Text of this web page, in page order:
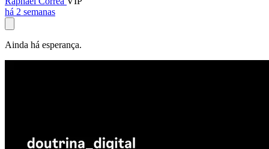
há 2 semanas
Ainda há esperança.